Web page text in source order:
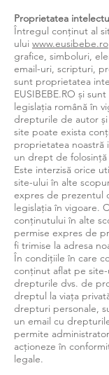
Proprietatea
Întregul conținut al
ului www.eusibebe.ro
grafice, simboluri,
email-uri, scripturi,
sunt proprietatea
EUSIBEBE.RO și
legislația română în
drepturile de autor
site poate exista
proprietatea noastră
un drept de folosință
Este interzisă orice
site-ului în alte
expres de prezentul
legislația în vigoare.
conținutului în alte
permise expres de
fi trimise la adresa
În condițiile în care
conținut aflat pe
drepturile dvs. de
dreptul la viața
drepturi personale,
un email cu
permite
acționeze în
legale.